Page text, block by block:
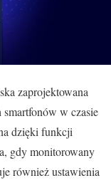
zaprojektowana
w czasie
dzięki funkcji
gdy monitorowany
również ustawienia